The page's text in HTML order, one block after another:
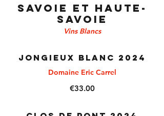
SAVOIE ET HAUTE-
SAVOIE
Vins Blancs
JONGIEUX BLANC 2024
Domaine Eric Carrel
€33.00